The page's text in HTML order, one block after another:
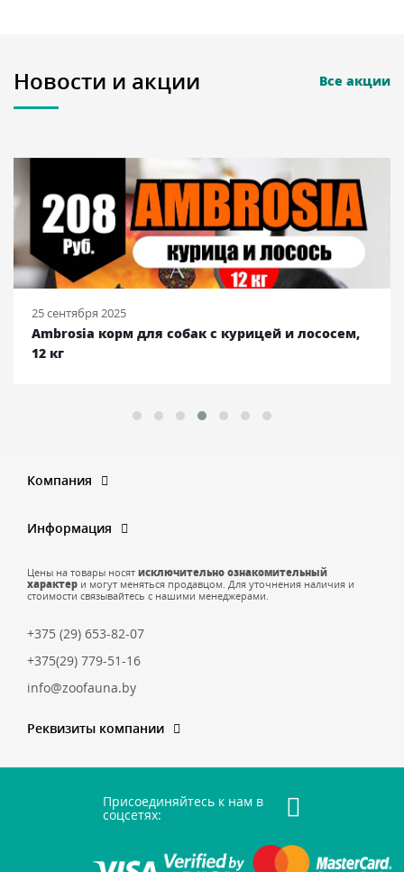
Новости и акции Все акции
25 сентября 2025
Ambrosia корм для собак с курицей и лососем,
12 кг
Компания
Информация
Цены на товары носят исключительно ознакомительный
характер и могут меняться продавцом. Для уточнения наличия и
стоимости связывайтесь с нашими менеджерами.
+375 (29) 653-82-07
+375(29) 779-51-16
info@zoofauna.by
Реквизиты компании
Присоединяйтесь к нам в
соцсетях: